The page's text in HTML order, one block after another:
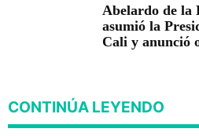
Abelardo de la
asumió la
Cali y anunció
CONTINÚA LEYENDO